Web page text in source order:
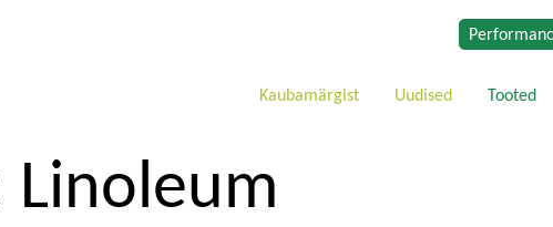
Kaubamärgist Uudised Tooted
Linoleum